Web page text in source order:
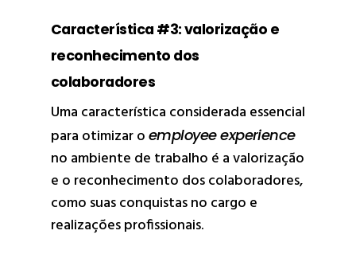
Característica #3: valorização e
reconhecimento dos
colaboradores
Uma característica considerada essencial
para otimizar o employee experience
no ambiente de trabalho é a valorização
e o reconhecimento dos colaboradores,
como suas conquistas no cargo e
realizações profissionais.